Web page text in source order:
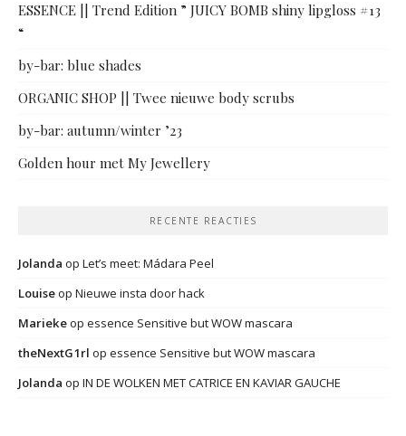
ESSENCE || Trend Edition ” JUICY BOMB shiny lipgloss #13
“
by-bar: blue shades
ORGANIC SHOP || Twee nieuwe body scrubs
by-bar: autumn/winter ’23
Golden hour met My Jewellery
RECENTE REACTIES
Jolanda op Let’s meet: Mádara Peel
Louiseop Nieuwe insta door hack
Mariekeop essence Sensitive but WOW mascara
theNextG1rl op essence Sensitive but WOW mascara
Jolanda op IN DE WOLKEN MET CATRICE EN KAVIAR GAUCHE